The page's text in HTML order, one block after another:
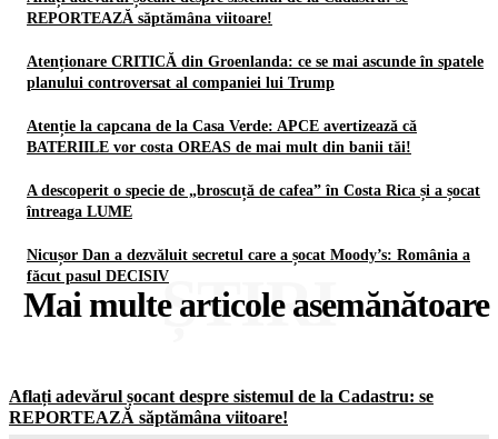
REPORTEAZĂ săptămâna viitoare!
Atenționare CRITICĂ din Groenlanda: ce se mai ascunde în spatele
planului controversat al companiei lui Trump
Atenție la capcana de la Casa Verde: APCE avertizează că
BATERIILE vor costa OREAS de mai mult din banii tăi!
A descoperit o specie de „broscuță de cafea” în Costa Rica și a șocat
întreaga LUME
Nicușor Dan a dezvăluit secretul care a șocat Moody’s: România a
făcut pasul DECISIV
Mai multe articole asemănătoare
ȘTIRI
Aflați adevărul șocant despre sistemul de la Cadastru: se
REPORTEAZĂ săptămâna viitoare!